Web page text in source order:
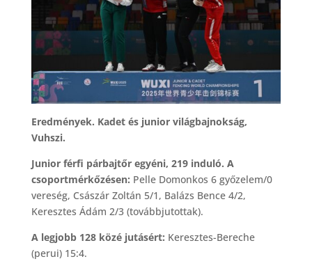
Eredmények. Kadet és junior világbajnokság,
Vuhszi.
Junior férfi párbajtőr egyéni, 219 induló. A
csoportmérkőzésen: Pelle Domonkos 6 győzelem/0
vereség, Császár Zoltán 5/1, Balázs Bence 4/2,
Keresztes Ádám 2/3 (továbbjutottak).
A legjobb 128 közé jutásért: Keresztes-Bereche
(perui) 15:4.